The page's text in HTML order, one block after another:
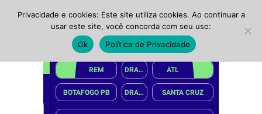
Privacidade e cookies: Este site utiliza cookies. Ao continuar a
usar este site, você concorda com seu uso:
Ok
Política de Privacidade